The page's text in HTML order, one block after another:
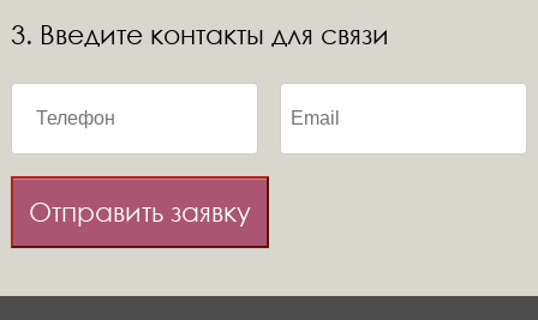
3. Введите контакты для связи
Отправить заявку